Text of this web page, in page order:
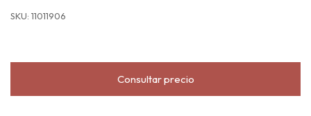
SKU: 11011906